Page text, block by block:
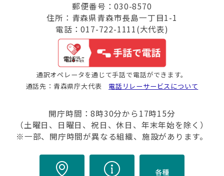
郵便番号：030-8570
住所：青森県青森市長島一丁目1-1
電話：017-722-1111(大代表)
通訳オペレータを通じて手話で電話ができます。
通話先：青森県庁大代表 電話リレーサービスについて
開庁時間：8時30分から17時15分
（土曜日、日曜日、祝日、休日、年末年始を除く）
※一部、開庁時間が異なる組織、施設があります。